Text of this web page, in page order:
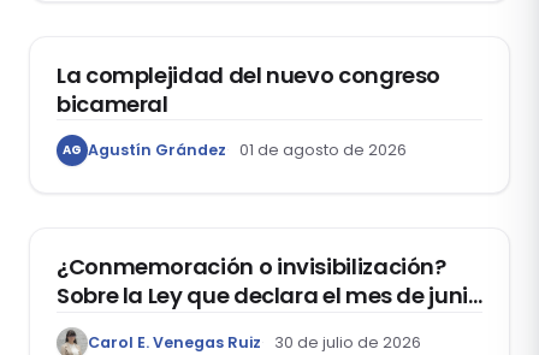
La complejidad del nuevo congreso
bicameral
AG Agustín Grández 01 de agosto de 2026
¿Conmemoración o invisibilización?
Sobre la Ley que declara el mes de junio
como el “Mes de la Vida y la Familia”
Carol E. Venegas Ruiz 30 de julio de 2026